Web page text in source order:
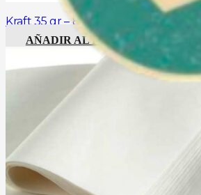
Kraft 35 gr – 80 cm x 110 cm 500 hojas
AÑADIR AL PRESUPUESTO